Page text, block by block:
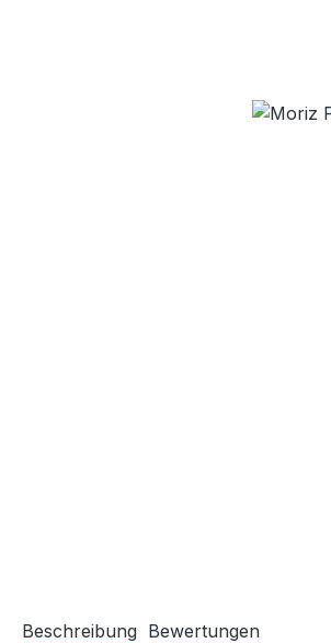
Beschreibung Bewertungen